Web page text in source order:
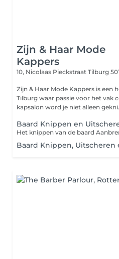
Zijn & Haar Mode
Kappers
10, Nicolaas Pieckstraat Tilburg
Zijn & Haar Mode Kappers is een
Tilburg waar passie voor het vak
kapsalon word je niet alleen
Baard Knippen en
Baard Knippen, Uitscheren